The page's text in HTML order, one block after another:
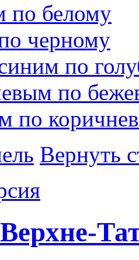
по белому
черному
по
по
по
Вернуть